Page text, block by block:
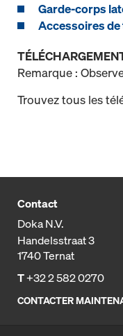
Garde-corps
Accessoires
Remarque :
Trouvez tous les
Contact
Doka N.V.
Handelsstraat 3
1740 Ternat
T+32 2 582 0270
CONTACTER